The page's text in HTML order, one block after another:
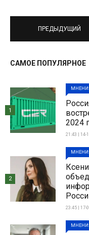
ПРЕДЫДУЩИЙ
САМОЕ ПОПУЛЯРНОЕ
2024
21:43 | 14-
1
23:45 | 17-
2